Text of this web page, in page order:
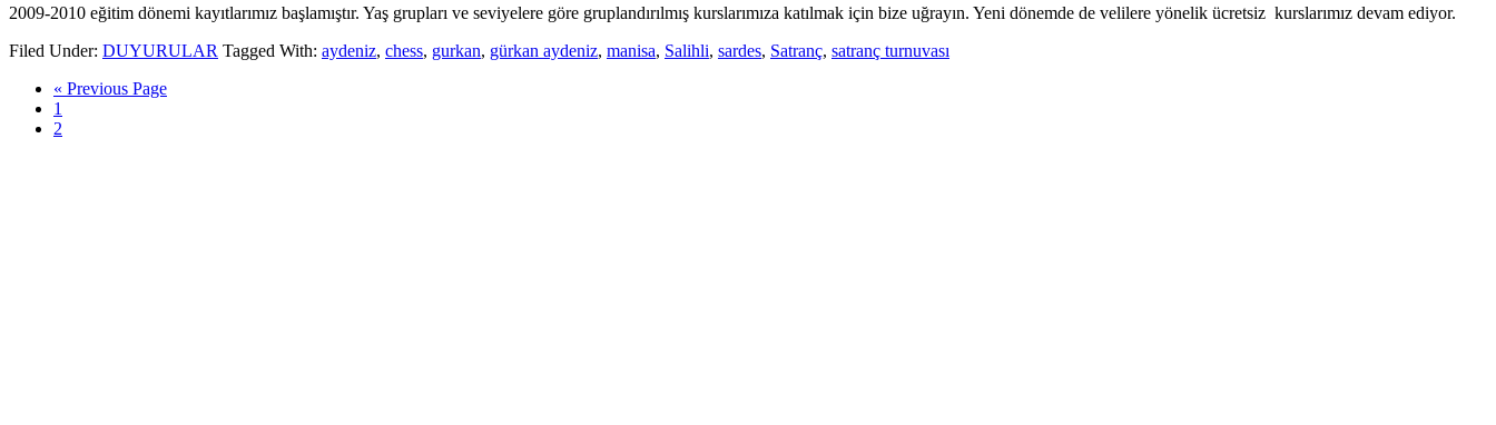
2009-2010 eğitim dönemi kayıtlarımız başlamıştır. Yaş grupları ve seviyelere göre gruplandırılmış kurslarımıza katılmak için bize uğrayın. Yeni dönemde de velilere yönelik ücretsiz kurslarımız devam ediyor.
Filed Under: DUYURULAR Tagged With: aydeniz, chess, gurkan, gürkan aydeniz, manisa, Salihli, sardes, Satranç, satranç turnuvası
« Previous Page
1
2